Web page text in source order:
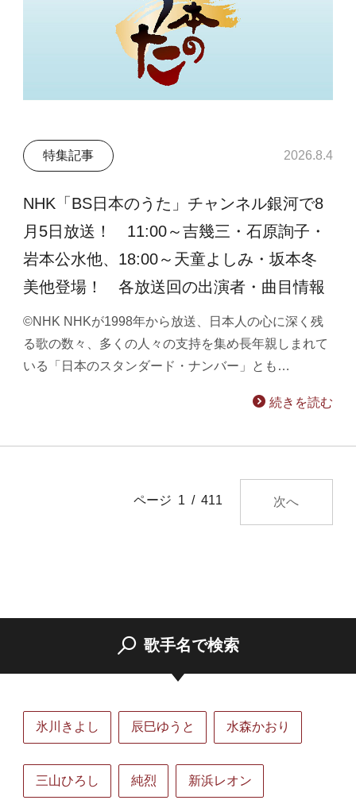
特集記事 2026.8.4
NHK「BS日本のうた」チャンネル銀河で8
月5日放送！ 11:00～吉幾三・石原詢子・
岩本公水他、18:00～天童よしみ・坂本冬
美他登場！ 各放送回の出演者・曲目情報
©NHK NHKが1998年から放送、日本人の心に深く残
る歌の数々、多くの人々の支持を集め長年親しまれて
いる「日本のスタンダード・ナンバー」とも…
続きを読む
ページ 1 / 411 次へ
歌手名で検索
氷川きよし 辰巳ゆうと 水森かおり
三山ひろし 純烈 新浜レオン